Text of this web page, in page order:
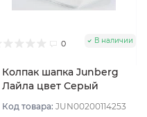
0 В наличии
Колпак шапка Junberg
Лайла цвет Серый
Код товара: JUN00200114253